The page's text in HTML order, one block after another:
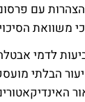
עם
משוואת
לדמי
הבלתי